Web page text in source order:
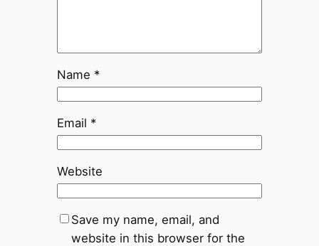
Name *
Email *
Website
Save my name, email, and
website in this browser for the